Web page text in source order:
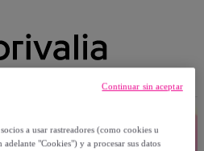
a usar rastreadores (como cookies u
"Cookies") y a procesar sus datos
Continuar sin aceptar